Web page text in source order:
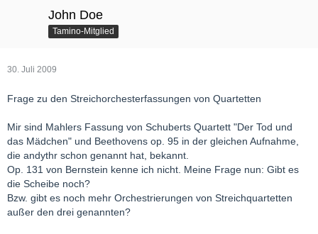
John Doe
Tamino-Mitglied
30. Juli 2009
Frage zu den Streichorchesterfassungen von Quartetten
Mir sind Mahlers Fassung von Schuberts Quartett "Der Tod und
das Mädchen" und Beethovens op. 95 in der gleichen Aufnahme,
die andythr schon genannt hat, bekannt.
Op. 131 von Bernstein kenne ich nicht. Meine Frage nun: Gibt es
die Scheibe noch?
Bzw. gibt es noch mehr Orchestrierungen von Streichquartetten
außer den drei genannten?